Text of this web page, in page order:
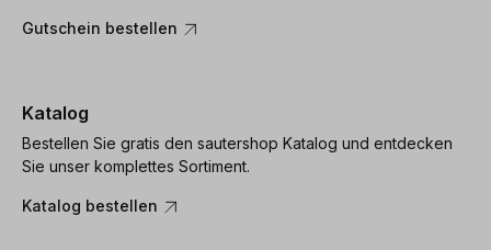
Gutschein bestellen
Katalog
Bestellen Sie gratis den sautershop Katalog und entdecken
Sie unser komplettes Sortiment.
Katalog bestellen